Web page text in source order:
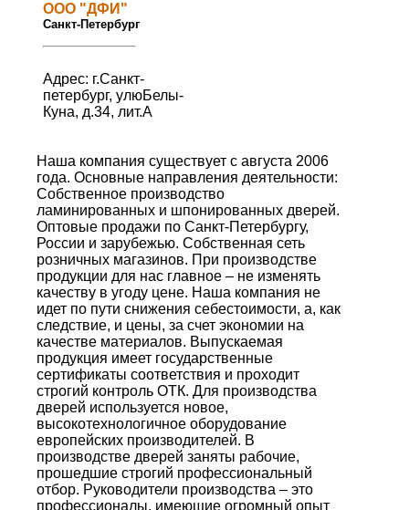
ООО "ДФИ"
Санкт-Петербург
Адрес: г.Санкт-
петербург, улюБелы-
Куна, д.34, лит.А
Наша компания существует с августа 2006
года. Основные направления деятельности:
Собственное производство
ламинированных и шпонированных дверей.
Оптовые продажи по Санкт-Петербургу,
России и зарубежью. Собственная сеть
розничных магазинов. При производстве
продукции для нас главное – не изменять
качеству в угоду цене. Наша компания не
идет по пути снижения себестоимости, а, как
следствие, и цены, за счет экономии на
качестве материалов. Выпускаемая
продукция имеет государственные
сертификаты соответствия и проходит
строгий контроль ОТК. Для производства
дверей используется новое,
высокотехнологичное оборудование
европейских производителей. В
производстве дверей заняты рабочие,
прошедшие строгий профессиональный
отбор. Руководители производства – это
профессионалы, имеющие огромный опыт